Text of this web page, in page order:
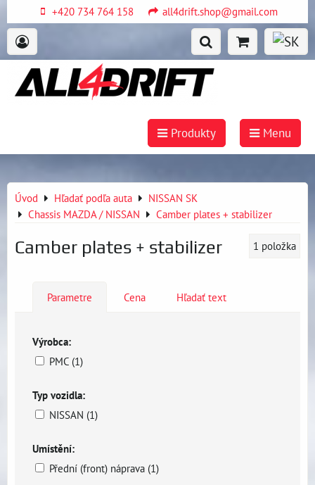
+420 734 764 158 all4drift.shop@gmail.com
Produkty Menu
Úvod Hľadať podľa auta
NISSAN SK
Chassis MAZDA / NISSAN
Camber plates + stabilizer
Camber plates + stabilizer 1 položka
Parametre Cena Hľadať text
Výrobca:
PMC (1)
Typ vozidla:
NISSAN (1)
Umístění:
Přední (front) náprava (1)